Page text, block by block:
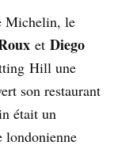
Michelin, le
et Diego
Hill une
son restaurant
était un
londonienne